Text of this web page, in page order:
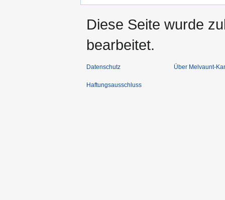
Diese Seite wurde
bearbeitet.
Datenschutz Über Melvaunt-
Haftungsausschluss